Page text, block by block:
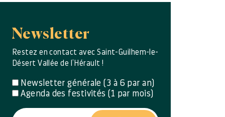
Newsletter
Restez en contact avec Saint-Guilhem-le-
Désert Vallée de l’Hérault !
Newsletter générale (3 à 6 par an)
Agenda des festivités (1 par mois)